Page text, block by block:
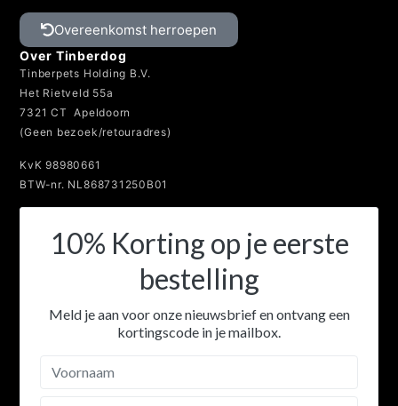
Overeenkomst herroepen
Over Tinberdog
Tinberpets Holding B.V.
Het Rietveld 55a
7321 CT Apeldoorn
(Geen bezoek/retouradres)
KvK 98980661
BTW-nr. NL868731250B01
10% Korting op je eerste
bestelling
Meld je aan voor onze nieuwsbrief en ontvang een
kortingscode in je mailbox.